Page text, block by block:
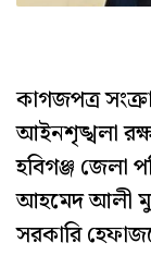
কাগজপত্র
আইনশৃঙ্খলা
হবিগঞ্জ জেলা
আহমেদ আলী
সরকারি